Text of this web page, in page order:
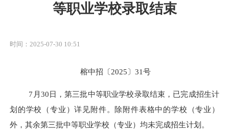
等职业学校录取结束
时间：2025-07-30 10:51
榕中招〔2025〕 31号
7月30日，第三批中等职业学校录取结束，已完成招生计
划的学校（专业）详见附件。除附件表格中的学校（专业）
外，其余第三批中等职业学校（专业）均未完成招生计划。